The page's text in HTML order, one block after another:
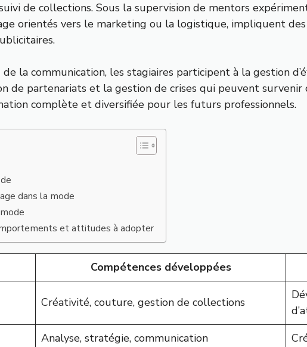
de collections. Sous la supervision de mentors
orientés vers le marketing ou la logistique, impliquent
la communication, les stagiaires participent à la gestion
de partenariats et la gestion de crises qui peuvent survenir
complète et diversifiée pour les futurs professionnels.
dans la mode
et attitudes à adopter
Compétences développées
Créativité, couture, gestion de collections
Analyse, stratégie, communication